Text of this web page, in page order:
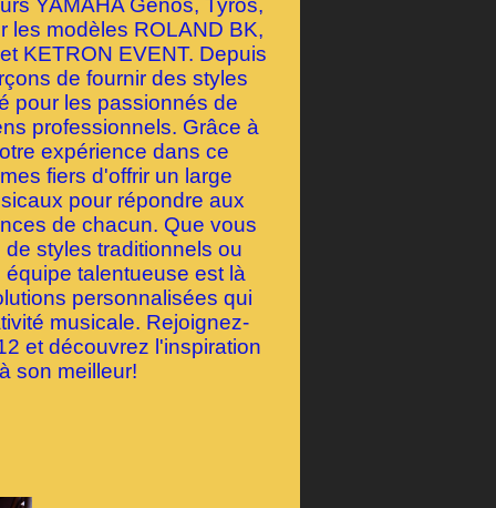
YAMAHA Genos, Tyros,
les modèles ROLAND BK,
KETRON EVENT. Depuis
de fournir des styles
pour les passionnés de
professionnels. Grâce à
expérience dans ce
fiers d'offrir un large
pour répondre aux
de chacun. Que vous
styles traditionnels ou
talentueuse est là
personnalisées qui
musicale. Rejoignez-
et découvrez l'inspiration
son meilleur!